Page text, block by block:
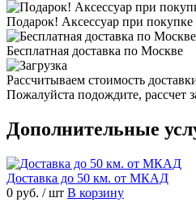
Подарок! Аксессуар при
Бесплатная доставка по Москве
Рассчитываем стоимость
Пожалуйста подождите, рассчет
Дополнительные
Доставка до 50 км. от МКАД
0 руб. / шт В корзину